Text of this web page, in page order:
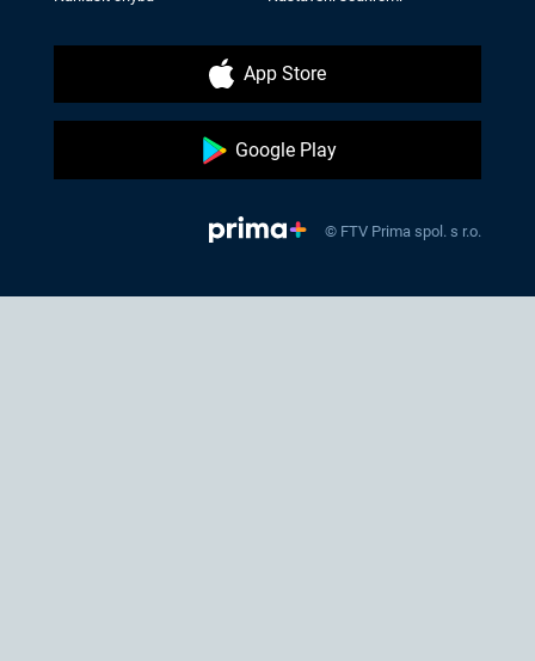
App Store
Google Play
© FTV Prima spol. s r.o.